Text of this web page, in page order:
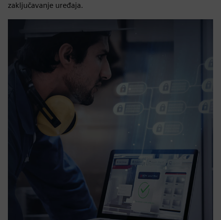
zaključavanje uređaja.